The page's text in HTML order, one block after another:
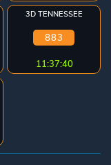
3D TENNESSEE
883
11:37:40